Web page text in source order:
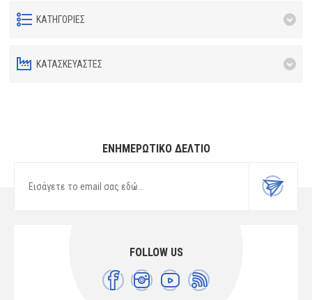
ΚΑΤΗΓΟΡΊΕΣ
ΚΑΤΑΣΚΕΥΑΣΤΈΣ
ΕΝΗΜΕΡΩΤΙΚΌ ΔΕΛΤΊΟ
FOLLOW US